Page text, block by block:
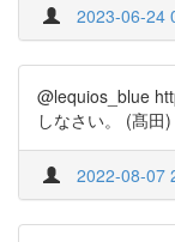
2023-06-24
@lequios_blue
しなさい。 (髙田)
2022-08-07